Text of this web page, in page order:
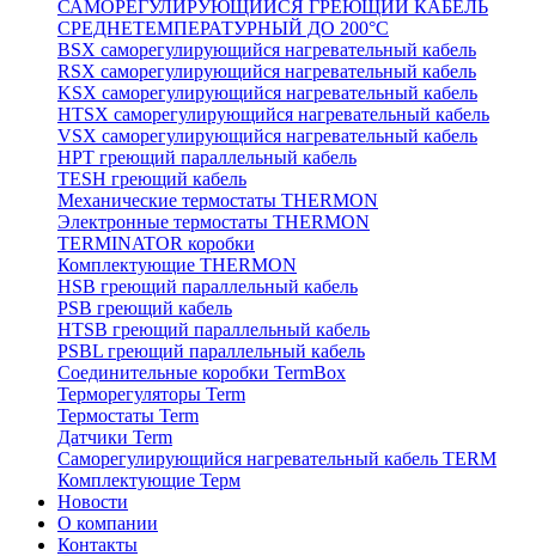
САМОРЕГУЛИРУЮЩИЙСЯ ГРЕЮЩИЙ КАБЕЛЬ
СРЕДНЕТЕМПЕРАТУРНЫЙ ДО 200°С
BSX саморегулирующийся нагревательный кабель
RSX саморегулирующийся нагревательный кабель
KSX саморегулирующийся нагревательный кабель
HTSX саморегулирующийся нагревательный кабель
VSX саморегулирующийся нагревательный кабель
НРТ греющий параллельный кабель
TESH греющий кабель
Механические термостаты THERMON
Электронные термостаты THERMON
TERMINATOR коробки
Комплектующие THERMON
HSB греющий параллельный кабель
PSB греющий кабель
HTSB греющий параллельный кабель
PSBL греющий параллельный кабель
Соединительные коробки TermBox
Терморегуляторы Term
Термостаты Term
Датчики Term
Саморегулирующийся нагревательный кабель TERM
Комплектующие Терм
Новости
О компании
Контакты